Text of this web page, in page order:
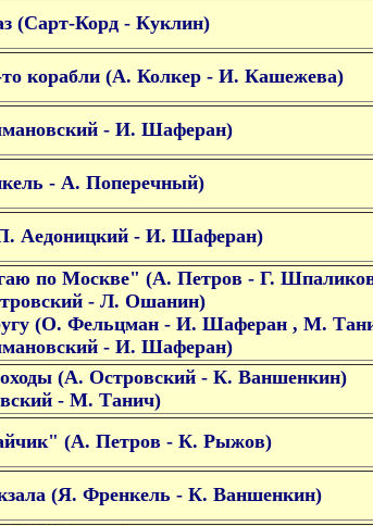
(Сарт-Корд - Куклин)
корабли (А. Колкер - И. Кашежева)
- И. Шаферан)
- А. Поперечный)
Аедоницкий - И. Шаферан)
по Москве" (А. Петров - Г.
- Л. Ошанин)
(О. Фельцман - И. Шаферан , М.
- И. Шаферан)
(А. Островский - К. Ваншенкин)
- М. Танич)
(А. Петров - К. Рыжов)
(Я. Френкель - К. Ваншенкин)